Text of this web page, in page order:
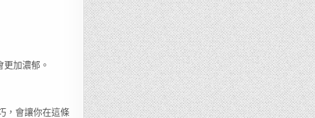
加濃郁。
，會讓你在這條